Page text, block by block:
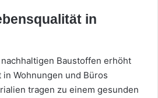
in
Baustoffen erhöht
Wohnungen und Büros
tragen zu einem gesunden